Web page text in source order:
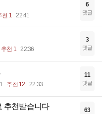
천 1 22:41
6
댓글
추천 1 22:36
3
댓글
추천 12 22:33
11
댓글
추천받습니다 63